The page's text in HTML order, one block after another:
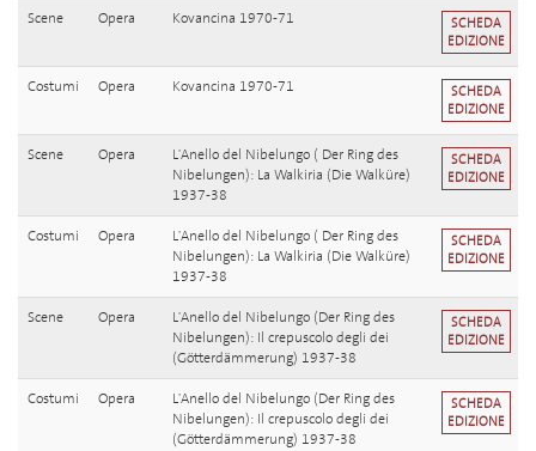
Scene Opera Kovancina 1970-71
SCHEDA
EDIZIONE
Costumi Opera Kovancina 1970-71
SCHEDA
EDIZIONE
Scene Opera
L'Anello del Nibelungo ( Der Ring des
Nibelungen): La Walkiria (Die Walküre)
1937-38
SCHEDA
EDIZIONE
Costumi Opera
L'Anello del Nibelungo ( Der Ring des
Nibelungen): La Walkiria (Die Walküre)
1937-38
SCHEDA
EDIZIONE
Scene Opera
L'Anello del Nibelungo (Der Ring des
Nibelungen): Il crepuscolo degli dei
(Götterdämmerung) 1937-38
SCHEDA
EDIZIONE
Costumi Opera
L'Anello del Nibelungo (Der Ring des
Nibelungen): Il crepuscolo degli dei
(Götterdämmerung) 1937-38
SCHEDA
EDIZIONE